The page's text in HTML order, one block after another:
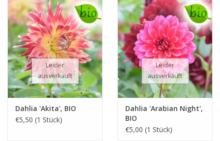
Leider
ausverkauft
Dahlia 'Akita', BIO
€5,50 (1 Stück)
Leider
ausverkauft
Dahlia 'Arabian Night',
BIO
€5,00 (1 Stück)